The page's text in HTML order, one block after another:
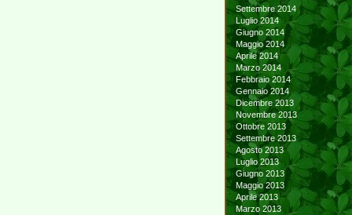
Settembre 2014
Luglio 2014
Giugno 2014
Maggio 2014
Aprile 2014
Marzo 2014
Febbraio 2014
Gennaio 2014
Dicembre 2013
Novembre 2013
Ottobre 2013
Settembre 2013
Agosto 2013
Luglio 2013
Giugno 2013
Maggio 2013
Aprile 2013
Marzo 2013